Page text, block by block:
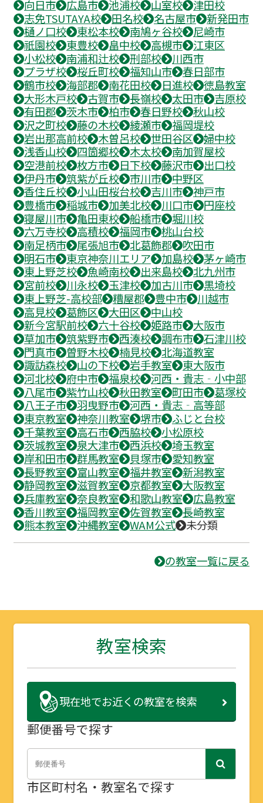
向日市
広島市 池浦校 山室校
津田校
志免TSUTAYA校
田名校 名古屋市
新発田市
樋ノ口校
東松本校 南鳩ヶ谷校
尼崎市
祇園校
東豊校 畠中校 高槻市
江東区
小松校
南浦和辻校 刑部校
川西市
プラザ校
桜丘町校 福知山市
春日部市
鶴市校
海部郡 南花田校 日進校
徳島教室
大形木戸校
古賀市 長嶺校 太田市
吉原校
有田郡
茨木市 柏市 春日野校
秋山校
沢之町校
藤の木校 綾瀬市
福岡堤校
岩出那高前校
木曽呂校 世田谷区
婦中校
浅香山校
四箇郷校 木太校
南加賀屋校
空港前校
枚方市 日下校 藤沢市
出口校
伊丹市
筑紫が丘校 市川市
中野区
香住丘校
小山田桜台校 吉川市
神戸市
豊橋市
稲城市 加美北校 川口市
円座校
寝屋川市
亀田東校 船橋市
堀川校
六万寺校
高積校 福岡市
桃山台校
南足柄市
尾張旭市 北葛飾郡
吹田市
明石市
東京神奈川エリア 加島校
茅ヶ崎市
東上野芝校
魚崎南校 出来島校
北九州市
宮前校
川永校 玉津校 加古川市
黒埼校
東上野芝-高校部
糟屋郡 豊中市
川越市
高見校
葛飾区 大田区
中山校
新今宮駅前校
六十谷校 姫路市
大阪市
草加市
筑紫野市 西湊校 調布市
石津川校
門真市
曽野木校 楠見校
北海道教室
諏訪森校
山の下校 岩手教室
東大阪市
河北校
府中市 福泉校
河西・貴志‐小中部
八尾市
紫竹山校 秋田教室 町田市
葛塚校
八王子市
羽曳野市
河西・貴志‐高等部
東京教室
神奈川教室 堺市
ふじと台校
千葉教室
高石市 西脇校
小松原校
茨城教室
泉大津市 西浜校
埼玉教室
岸和田市
群馬教室 貝塚市
愛知教室
長野教室
富山教室 福井教室
新潟教室
静岡教室
滋賀教室 京都教室
大阪教室
兵庫教室
奈良教室 和歌山教室
広島教室
香川教室
福岡教室 佐賀教室
長崎教室
熊本教室
沖縄教室 WAM公式 未分類
の教室一覧に戻る
教室検索
現在地でお近くの教室を検索
郵便番号で探す
市区町村名・教室名で探す